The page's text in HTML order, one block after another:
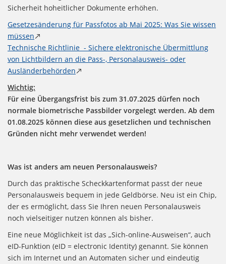
Sicherheit hoheitlicher Dokumente erhöhen.
Gesetzesänderung für Passfotos ab Mai 2025: Was Sie wissen
müssen ↗
Technische Richtlinie - Sichere elektronische Übermittlung
von Lichtbildern an die Pass-, Personalausweis- oder
Ausländerbehörden ↗
Wichtig:
Für eine Übergangsfrist bis zum 31.07.2025 dürfen noch
normale biometrische Passbilder vorgelegt werden. Ab dem
01.08.2025 können diese aus gesetzlichen und technischen
Gründen nicht mehr verwendet werden!
Was ist anders am neuen Personalausweis?
Durch das praktische Scheckkartenformat passt der neue
Personalausweis bequem in jede Geldbörse. Neu ist ein Chip,
der es ermöglicht, dass Sie Ihren neuen Personalausweis
noch vielseitiger nutzen können als bisher.
Eine neue Möglichkeit ist das „Sich-online-Ausweisen“, auch
eID-Funktion (eID = electronic Identity) genannt. Sie können
sich im Internet und an Automaten sicher und eindeutig